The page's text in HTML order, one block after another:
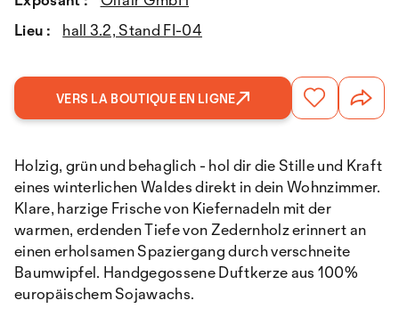
Lieu :
hall 3.2, Stand FI-04
VERS LA BOUTIQUE EN LIGNE
Holzig, grün und behaglich - hol dir die Stille und Kraft
eines winterlichen Waldes direkt in dein Wohnzimmer.
Klare, harzige Frische von Kiefernadeln mit der
warmen, erdenden Tiefe von Zedernholz erinnert an
einen erholsamen Spaziergang durch verschneite
Baumwipfel. Handgegossene Duftkerze aus 100%
europäischem Sojawachs.